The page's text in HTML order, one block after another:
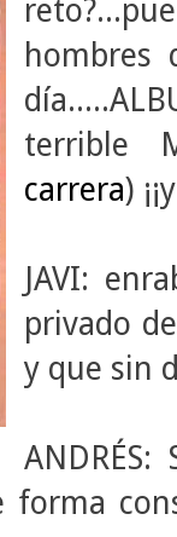
hombres
terrible
carrera)
JAVI:
privado
y que sin
forma